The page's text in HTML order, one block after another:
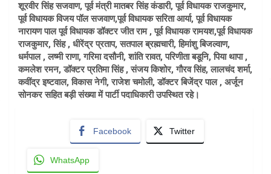
शूरवीर सिंह सजवाण, पूर्व मंत्री मातबर सिंह कंडारी, पूर्व विधायक राजकुमार,
पूर्व विधायक विजय पॉल सजवाण,पूर्व विधायक सरिता आर्या, पूर्व विधायक
नारायण पाल पूर्व विधायक डॉक्टर जीत राम , पूर्व विधायक रामयश,पूर्व विधायक
राजकुमार, सिंह , धीरेंद्र प्रताप, सतपाल ब्रह्मचारी, हिमांशु बिजल्वाण,
धर्मपाल , लष्मी राणा, गरिमा दसौनी, शांति रावत, परिणीता बडूनि, पिया थापा ,
कमलेश रमन, डॉक्टर प्रतिमा सिंह , संजय किशोर, गौरव सिंह, लालचंद शर्मा,
कवींद्र इष्टवाल, विकास नेगी, राजेश चमोली, डॉक्टर बिजेंद्र पाल , अर्जून
सोनकर सहित बड़ी संख्या में पार्टी पदाधिकारी उपस्थित रहे।
Facebook Twitter
WhatsApp